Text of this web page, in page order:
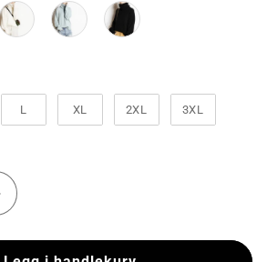
L XL 2XL 3XL